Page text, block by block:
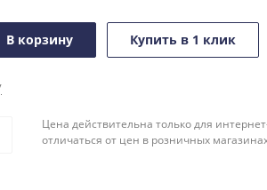
В корзину Купить в 1 клик
Цена действительна только для
отличаться от цен в розничных